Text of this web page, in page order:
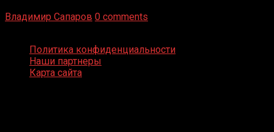
Владимир Сапаров 0 comments
Политика конфиденциальности
Наши партнеры
Карта сайта